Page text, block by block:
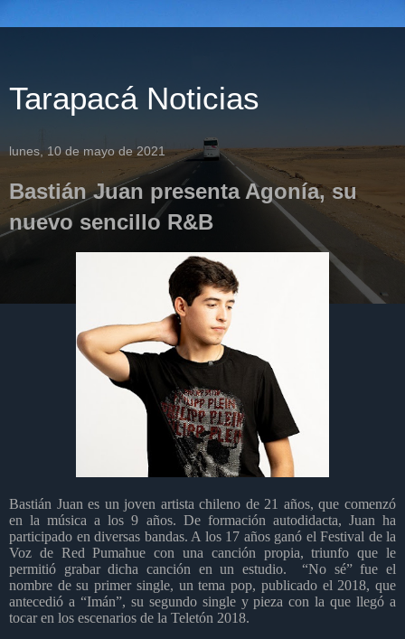
Tarapacá Noticias
lunes, 10 de mayo de 2021
Bastián Juan presenta Agonía, su
nuevo sencillo R&B
Bastián Juan es un joven artista chileno de 21 años, que comenzó
en la música a los 9 años. De formación autodidacta, Juan ha
participado en diversas bandas. A los 17 años ganó el Festival de la
Voz de Red Pumahue con una canción propia, triunfo que le
permitió grabar dicha canción en un estudio.
“No sé” fue el
nombre de su primer single, un tema pop, publicado el 2018, que
antecedió a “Imán”, su segundo single y pieza con la que llegó a
tocar en los escenarios de la Teletón 2018.